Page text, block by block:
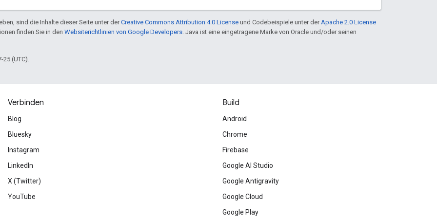
sind die Inhalte dieser Seite unter derCreative Commons Attribution 4.0 License und Codebeispiele unter der Apache 2.0 License
finden Sie in den Websiterichtlinien von Google Developers . Java ist eine eingetragene Marke von Oracle und/oder seinen
(UTC).
Verbinden
Blog
Bluesky
Instagram
LinkedIn
X (Twitter)
YouTube
Build
Android
Chrome
Firebase
Google AI Studio
Google Antigravity
Google Cloud
Google Play